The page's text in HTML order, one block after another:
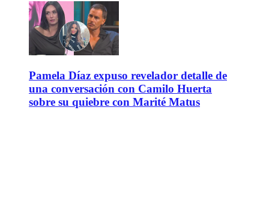
Pamela Díaz expuso revelador detalle de
una conversación con Camilo Huerta
sobre su quiebre con Marité Matus